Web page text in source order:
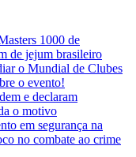
1000 de
de jejum brasileiro
o Mundial de Clubes
o evento!
e declaram
o motivo
em segurança na
no combate ao crime